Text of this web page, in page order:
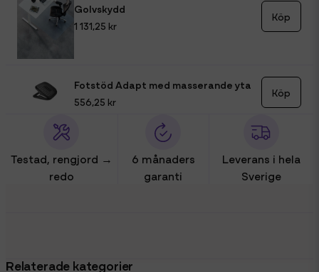
Golvskydd
1 131,25 kr
Köp
Fotstöd Adapt med masserande yta
556,25 kr
Köp
Testad, rengjord →
redo
6 månaders
garanti
Leverans i hela
Sverige
Relaterade kategorier